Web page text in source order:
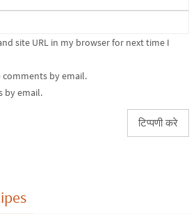
site URL in my browser for next time I
by email.
by email.